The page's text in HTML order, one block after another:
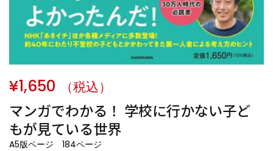
マンガでわかる！ 学校に行かない子ど
もが見ている世界
¥1,650 （税込）
A5版ページ 184ページ